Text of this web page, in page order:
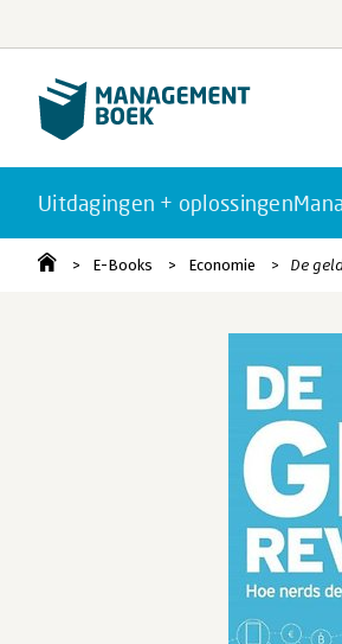
Uitdagingen + oplossingen
E-Books Economie De